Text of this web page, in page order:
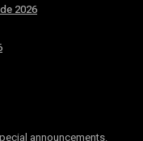
2026
announcements.